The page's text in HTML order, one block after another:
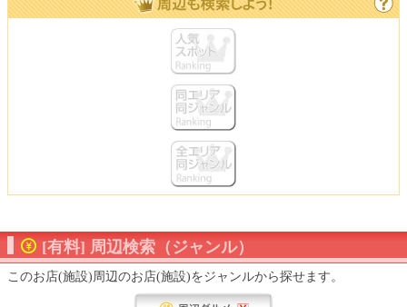
[有料] 周辺検索（ジャンル）
このお店(施設)周辺のお店(施設)をジャンルから探せます。